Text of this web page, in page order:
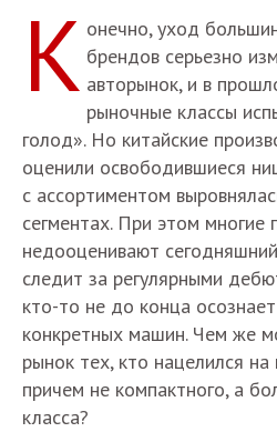
К онечно, уход
брендов серьезно
авторынок, и в
рыночные классы
голод». Но китайские
оценили освободившиеся
с ассортиментом
сегментах. При этом многие
недооценивают
следит за регулярными
кто-то не до конца
конкретных машин. Чем же
рынок тех, кто нацелился на
причем не компактного, а
класса?